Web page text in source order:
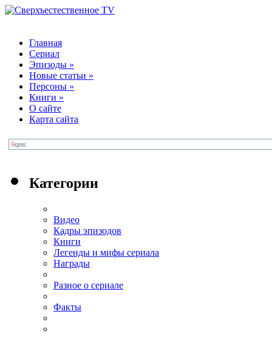
Главная
Сериал
Эпизоды »
Новые статьи »
Персоны »
Книги »
О сайте
Карта сайта
Категории
Видео
Кадры эпизодов
Книги
Легенды и мифы сериала
Награды
Разное о сериале
Факты